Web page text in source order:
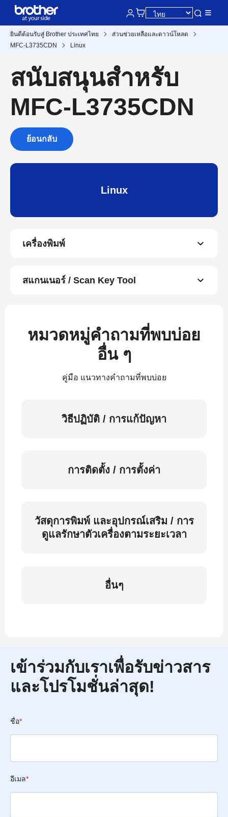
ยินดีต้อนรับสู่ Brother ประเทศไทย
ส่วนช่วยเหลือและดาวน์โหลด
MFC-L3735CDN
Linux
สนับสนุนสำหรับ
MFC-L3735CDN
ย้อนกลับ
Linux
เครื่องพิมพ์
สแกนเนอร์ / Scan Key Tool
หมวดหมู่คำถามที่พบบ่อย
อื่น ๆ
คู่มือ แนวทางคำถามที่พบบ่อย
วิธีปฏิบัติ / การแก้ปัญหา
การติดตั้ง / การตั้งค่า
วัสดุการพิมพ์ และอุปกรณ์เสริม / การ
ดูแลรักษาตัวเครื่องตามระยะเวลา
อื่นๆ
เข้าร่วมกับเราเพื่อรับข่าวสาร
และโปรโมชั่นล่าสุด!
ชื่อ*
อีเมล*